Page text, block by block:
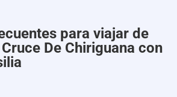
para viajar de
De Chiriguana con